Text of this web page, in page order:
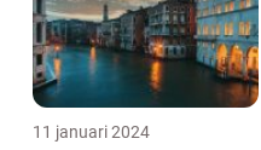
11 januari 2024